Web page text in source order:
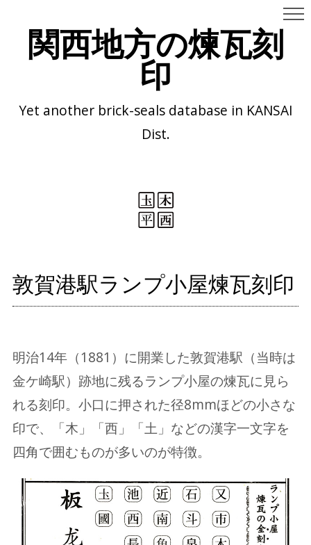
関西地方の煉瓦刻
印
Yet another brick-seals database in KANSAI
Dist.
敦賀港駅ランプ小屋煉瓦刻印
明治14年（1881）に開業した敦賀港駅（当時は
金ケ崎駅）跡地に残るランプ小屋の煉瓦に見ら
れる刻印。小口に押された径8mmほどの小さな
印で、「木」「西」「土」などの漢字一文字を
四角で囲むものが多いのが特徴。